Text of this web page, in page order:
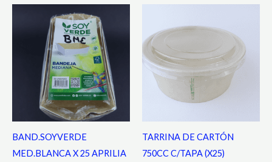
BAND.SOYVERDE
MED.BLANCA X 25 APRILIA
TARRINA DE CARTÓN
750CC C/TAPA (X25)